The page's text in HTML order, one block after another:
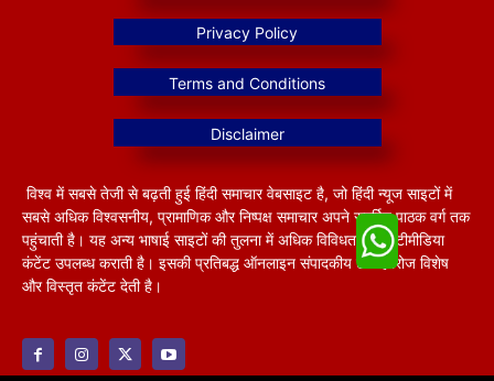
विश्व में सबसे तेजी से बढ़ती हुई हिंदी समाचार वेबसाइट है, जो हिंदी न्यूज साइटों में
सबसे अधिक विश्वसनीय, प्रामाणिक और निष्पक्ष समाचार अपने समर्पित पाठक वर्ग तक
पहुंचाती है। यह अन्य भाषाई साइटों की तुलना में अधिक विविधतापूर्ण मल्टीमीडिया
कंटेंट उपलब्ध कराती है। इसकी प्रतिबद्ध ऑनलाइन संपादकीय टीम हररोज विशेष
और विस्तृत कंटेंट देती है।